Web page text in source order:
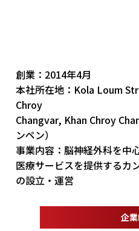
創業：2014年4月
本社所在地：Kola Loum
Chroy
Changvar, Khan Chroy
ンペン）
事業内容：脳神経外科を中
医療サービスを提供するカ
の設立・運営
企